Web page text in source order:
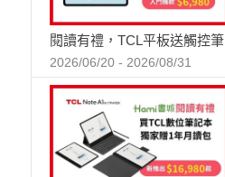
閱讀有禮，TCL平板送觸控筆
2026/06/20 - 2026/08/31